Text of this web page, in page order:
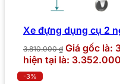
Xe đựng dụng cụ 2
3.810.000₫ Giá gốc là:
hiện tại là:
-3%